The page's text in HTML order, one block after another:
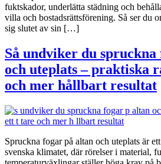
fuktskador, underlätta städning och
villa och bostadsrättsförening. Så ser du
sig slutet av sin […]
Så undviker du
och uteplats – praktiska
och mer hållbart resultat
Spruckna fogar på altan och uteplats är
svenska klimatet, där rörelser i material,